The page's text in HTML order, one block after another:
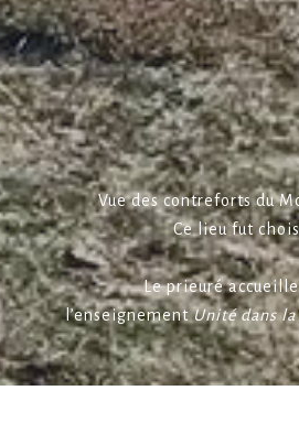
Vue des contreforts du
Ce lieu fut
Le prieuré
l’enseignementUnité dans